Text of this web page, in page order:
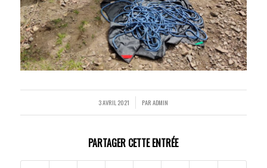
3 AVRIL 2021
/ PARADMIN
PARTAGER CETTE ENTRÉE